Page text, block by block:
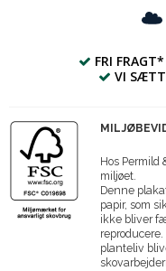
FRI FRAGT*
VI
Hos Permild
miljøet.
Denne
papir, som
ikke bliver
planteliv